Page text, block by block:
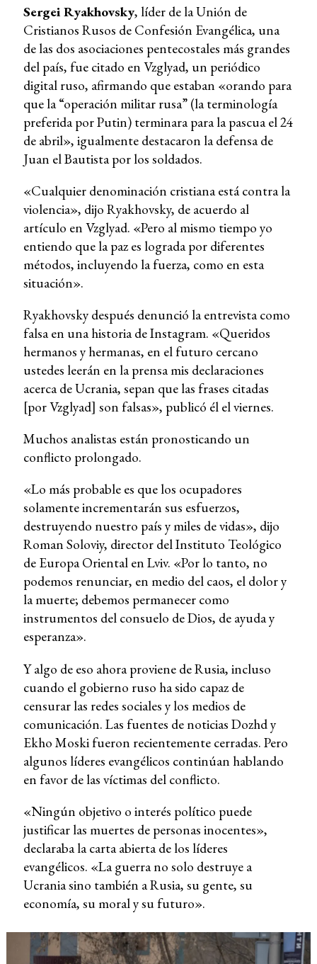
Sergei Ryakhovsky, líder de la Unión de
Cristianos Rusos de Confesión Evangélica, una
de las dos asociaciones pentecostales más grandes
del país, fue citado en Vzglyad, un periódico
digital ruso, afirmando que estaban «orando para
que la “operación militar rusa” (la terminología
preferida por Putin) terminara para la pascua el 24
de abril», igualmente destacaron la defensa de
Juan el Bautista por los soldados.
«Cualquier denominación cristiana está contra la
violencia», dijo Ryakhovsky, de acuerdo al
artículo en Vzglyad. «Pero al mismo tiempo yo
entiendo que la paz es lograda por diferentes
métodos, incluyendo la fuerza, como en esta
situación».
Ryakhovsky después denunció la entrevista como
falsa en una historia de Instagram. «Queridos
hermanos y hermanas, en el futuro cercano
ustedes leerán en la prensa mis declaraciones
acerca de Ucrania, sepan que las frases citadas
[por Vzglyad] son falsas», publicó él el viernes.
Muchos analistas están pronosticando un
conflicto prolongado.
«Lo más probable es que los ocupadores
solamente incrementarán sus esfuerzos,
destruyendo nuestro país y miles de vidas», dijo
Roman Soloviy, director del Instituto Teológico
de Europa Oriental en Lviv. «Por lo tanto, no
podemos renunciar, en medio del caos, el dolor y
la muerte; debemos permanecer como
instrumentos del consuelo de Dios, de ayuda y
esperanza».
Y algo de eso ahora proviene de Rusia, incluso
cuando el gobierno ruso ha sido capaz de
censurar las redes sociales y los medios de
comunicación. Las fuentes de noticias Dozhd y
Ekho Moski fueron recientemente cerradas. Pero
algunos líderes evangélicos continúan hablando
en favor de las víctimas del conflicto.
«Ningún objetivo o interés político puede
justificar las muertes de personas inocentes»,
declaraba la carta abierta de los líderes
evangélicos. «La guerra no solo destruye a
Ucrania sino también a Rusia, su gente, su
economía, su moral y su futuro».